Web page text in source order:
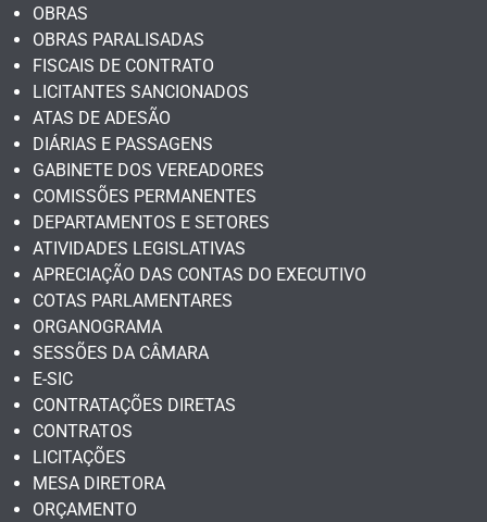
OBRAS
OBRAS PARALISADAS
FISCAIS DE CONTRATO
LICITANTES SANCIONADOS
ATAS DE ADESÃO
DIÁRIAS E PASSAGENS
GABINETE DOS VEREADORES
COMISSÕES PERMANENTES
DEPARTAMENTOS E SETORES
ATIVIDADES LEGISLATIVAS
APRECIAÇÃO DAS CONTAS DO EXECUTIVO
COTAS PARLAMENTARES
ORGANOGRAMA
SESSÕES DA CÂMARA
E-SIC
CONTRATAÇÕES DIRETAS
CONTRATOS
LICITAÇÕES
MESA DIRETORA
ORÇAMENTO